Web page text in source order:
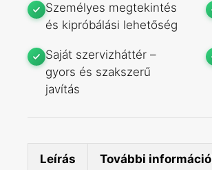
Személyes megtekintés
és kipróbálási lehetőség
Saját szervizháttér –
gyors és szakszerű
javítás
Leírás További